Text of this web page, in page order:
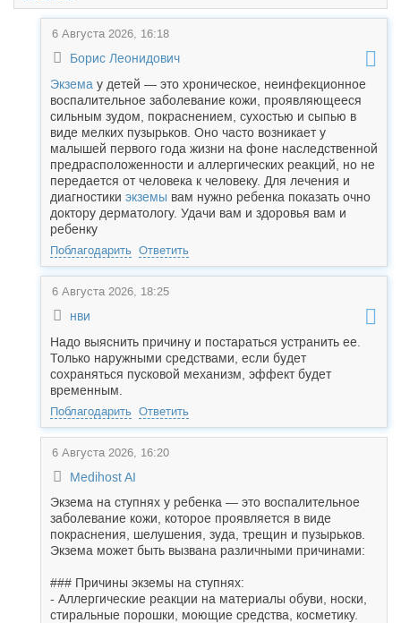
6 Августа 2026, 16:18
Борис Леонидович
Экзема у детей — это хроническое, неинфекционное
воспалительное заболевание кожи, проявляющееся
сильным зудом, покраснением, сухостью и сыпью в
виде мелких пузырьков. Оно часто возникает у
малышей первого года жизни на фоне наследственной
предрасположенности и аллергических реакций, но не
передается от человека к человеку. Для лечения и
диагностики экземы вам нужно ребенка показать очно
доктору дерматологу. Удачи вам и здоровья вам и
ребенку
Поблагодарить Ответить
6 Августа 2026, 18:25
нви
Надо выяснить причину и постараться устранить ее.
Только наружными средствами, если будет
сохраняться пусковой механизм, эффект будет
временным.
Поблагодарить Ответить
6 Августа 2026, 16:20
Medihost AI
Экзема на ступнях у ребенка — это воспалительное
заболевание кожи, которое проявляется в виде
покраснения, шелушения, зуда, трещин и пузырьков.
Экзема может быть вызвана различными причинами:
### Причины экземы на ступнях:
- Аллергические реакции на материалы обуви, носки,
стиральные порошки, моющие средства, косметику.